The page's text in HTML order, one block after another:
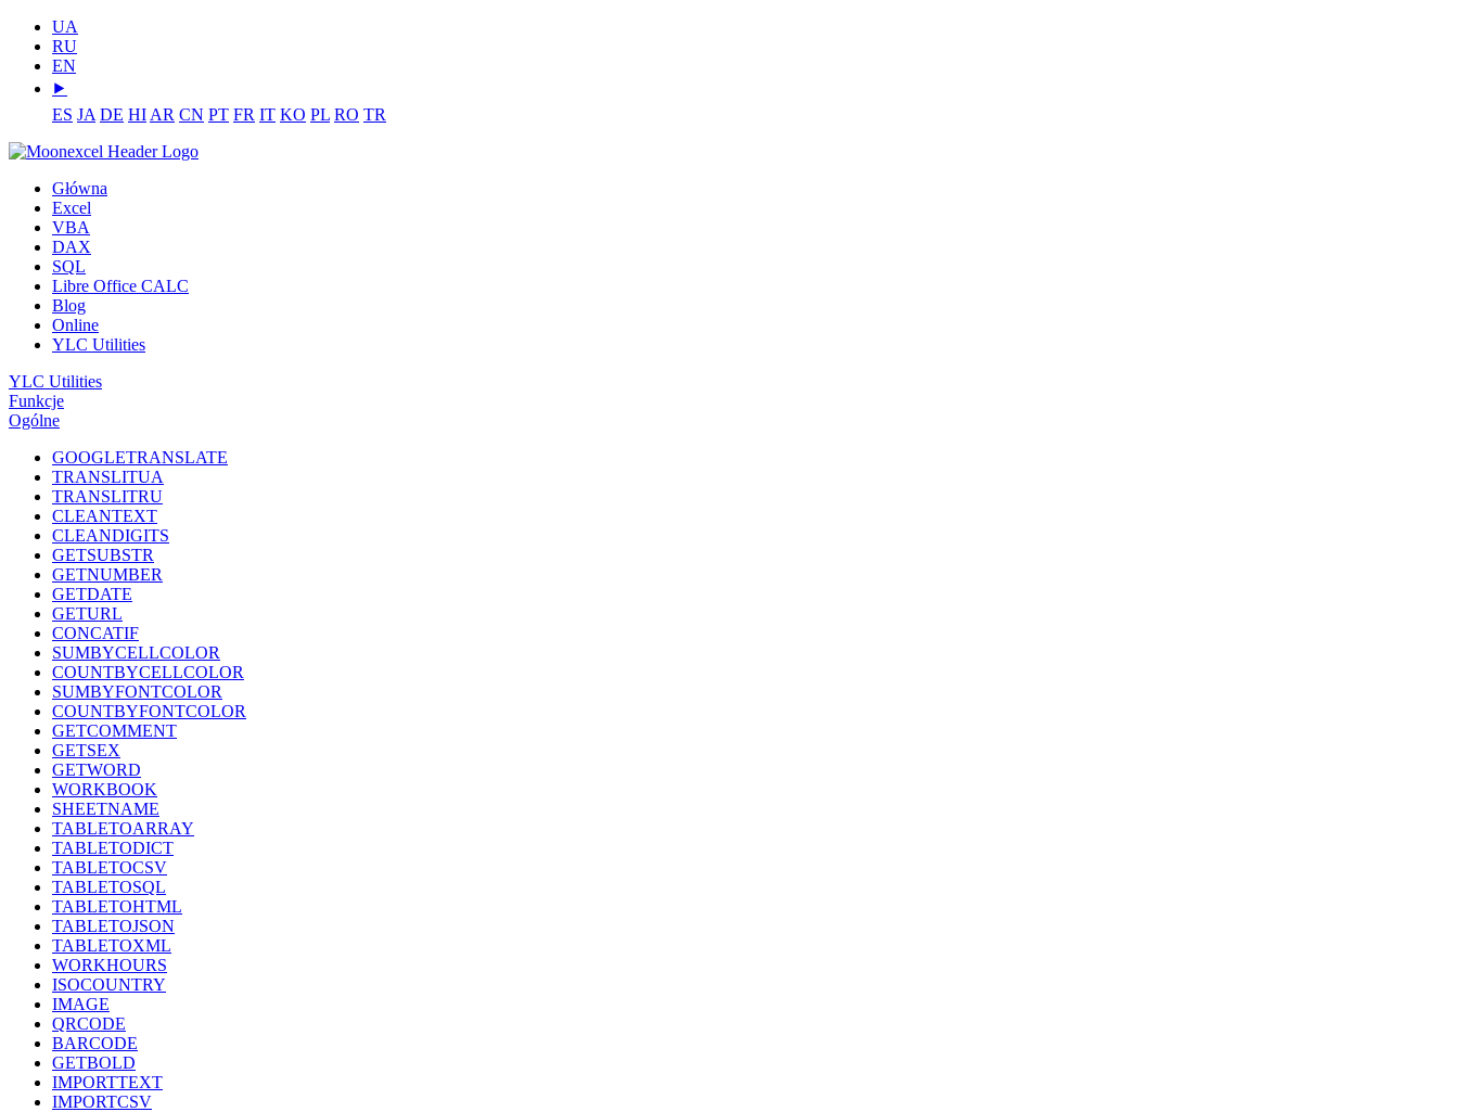
UA
RU
EN
⯈
ES JA DE HI AR CN PT FR IT KO PL RO TR
Główna
Excel
VBA
DAX
SQL
Libre Office CALC
Blog
Online
YLC Utilities
YLC Utilities
Funkcje
Ogólne
GOOGLETRANSLATE
TRANSLITUA
TRANSLITRU
CLEANTEXT
CLEANDIGITS
GETSUBSTR
GETNUMBER
GETDATE
GETURL
CONCATIF
SUMBYCELLCOLOR
COUNTBYCELLCOLOR
SUMBYFONTCOLOR
COUNTBYFONTCOLOR
GETCOMMENT
GETSEX
GETWORD
WORKBOOK
SHEETNAME
TABLETOARRAY
TABLETODICT
TABLETOCSV
TABLETOSQL
TABLETOHTML
TABLETOJSON
TABLETOXML
WORKHOURS
ISOCOUNTRY
IMAGE
QRCODE
BARCODE
GETBOLD
IMPORTTEXT
IMPORTCSV